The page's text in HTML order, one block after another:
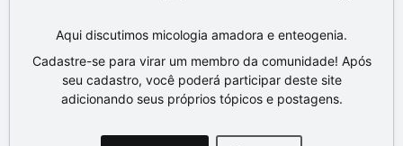
Aqui discutimos micologia amadora e enteogenia.
Cadastre-se para virar um membro da comunidade! Após
seu cadastro, você poderá participar deste site
adicionando seus próprios tópicos e postagens.